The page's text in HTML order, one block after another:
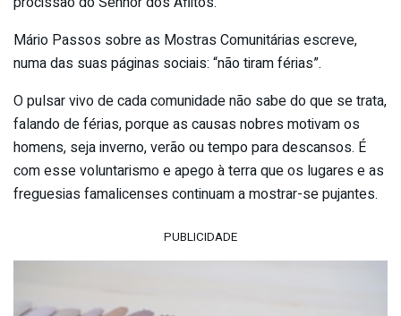
Mário Passos sobre as Mostras Comunitárias escreve,
numa das suas páginas sociais: “não tiram férias”.
O pulsar vivo de cada comunidade não sabe do que se trata,
falando de férias, porque as causas nobres motivam os
homens, seja inverno, verão ou tempo para descansos. É
com esse voluntarismo e apego à terra que os lugares e as
freguesias famalicenses continuam a mostrar-se pujantes.
PUBLICIDADE